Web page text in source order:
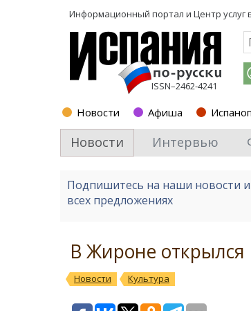
Информационный портал и Центр услуг
ISSN–2462-4241
Новости Афиша
Новости Интервью
Подпишитесь на наши новости
всех предложениях
В Жироне открылся
Новости Культура